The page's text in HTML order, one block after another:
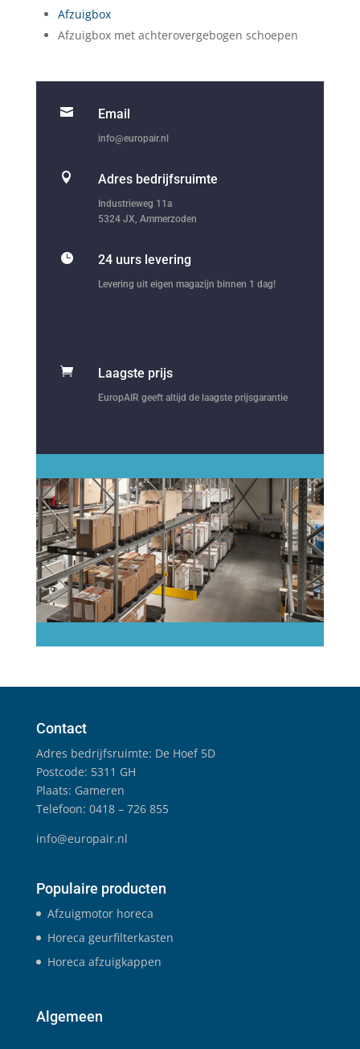
Afzuigbox
Afzuigbox met achterovergebogen schoepen
 Email
info@europair.nl
 Adres bedrijfsruimte
Industrieweg 11a
5324 JX, Ammerzoden
 24 uurs levering
Levering uit eigen magazijn binnen 1 dag!
 Laagste prijs
EuropAIR geeft altijd de laagste prijsgarantie
Contact
Adres bedrijfsruimte: De Hoef 5D
Postcode: 5311 GH
Plaats: Gameren
Telefoon: 0418 – 726 855
info@europair.nl
Populaire producten
Afzuigmotor horeca
Horeca geurfilterkasten
Horeca afzuigkappen
Algemeen